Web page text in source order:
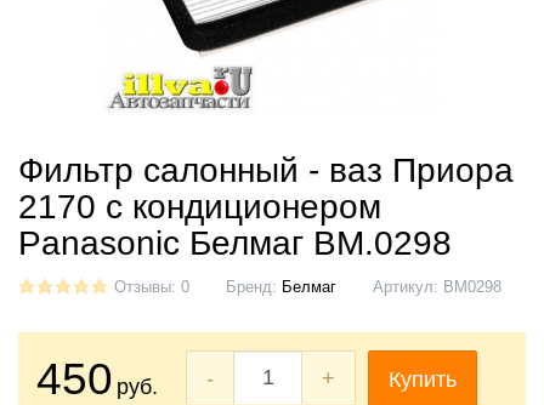
Фильтр салонный - ваз Приора
2170 с кондиционером
Panasonic Белмаг BM.0298
Отзывы: 0 Бренд: Белмаг Артикул: BM0298
450 руб. - + Купить